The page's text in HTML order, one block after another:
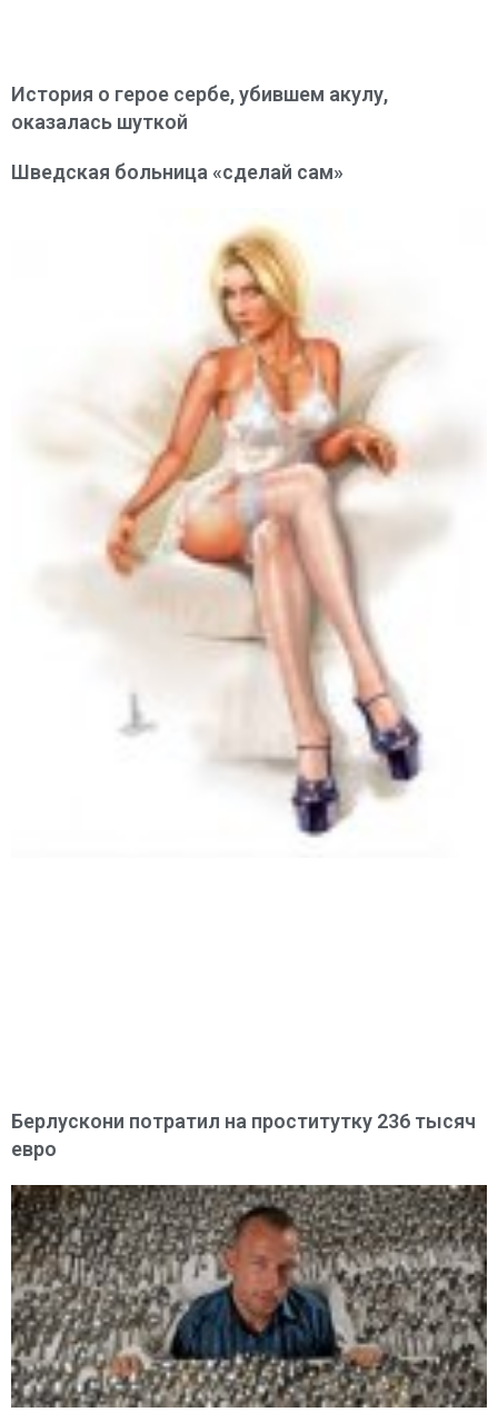
История о герое сербе, убившем акулу,
оказалась шуткой
Шведская больница «сделай сам»
Берлускони потратил на проститутку 236 тысяч
евро